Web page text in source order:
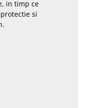
in timp ce
si